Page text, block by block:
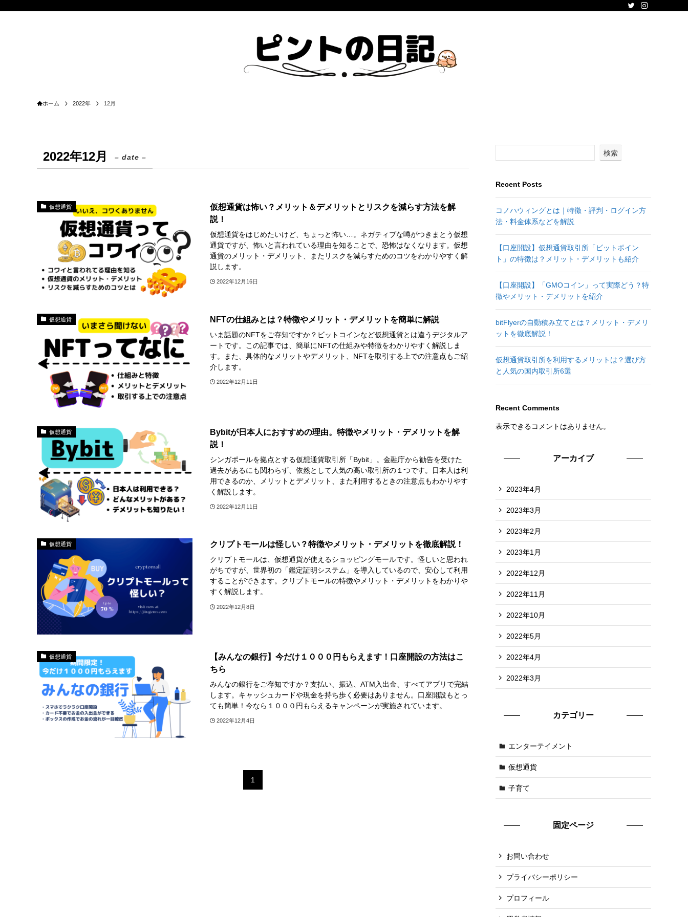
ホーム 2022年 12月
2022年12月 – date –
仮想通貨
仮想通貨は怖い？メリット＆デメリットとリスクを減らす方法を解
説！
仮想通貨をはじめたいけど、ちょっと怖い…。ネガティブな噂がつきまとう仮想
通貨ですが、怖いと言われている理由を知ることで、恐怖はなくなります。仮想
通貨のメリット・デメリット、またリスクを減らすためのコツをわかりやすく解
説します。
2022年12月16日
仮想通貨 NFTの仕組みとは？特徴やメリット・デメリットを簡単に解説
いま話題のNFTをご存知ですか？ビットコインなど仮想通貨とは違うデジタルア
ートです。この記事では、簡単にNFTの仕組みや特徴をわかりやすく解説しま
す。また、具体的なメリットやデメリット、NFTを取引する上での注意点もご紹
介します。
2022年12月11日
仮想通貨
Bybitが日本人におすすめの理由。特徴やメリット・デメリットを解
説！
シンガポールを拠点とする仮想通貨取引所「Bybit」。金融庁から勧告を受けた
過去があるにも関わらず、依然として人気の高い取引所の１つです。日本人は利
用できるのか、メリットとデメリット、また利用するときの注意点もわかりやす
く解説します。
2022年12月11日
仮想通貨 クリプトモールは怪しい？特徴やメリット・デメリットを徹底解説！
クリプトモールは、仮想通貨が使えるショッピングモールです。怪しいと思われ
がちですが、世界初の「鑑定証明システム」を導入しているので、安心して利用
することができます。クリプトモールの特徴やメリット・デメリットをわかりや
すく解説します。
2022年12月8日
仮想通貨
【みんなの銀行】今だけ１０００円もらえます！口座開設の方法はこ
ちら
みんなの銀行をご存知ですか？支払い、振込、ATM入出金、すべてアプリで完結
します。キャッシュカードや現金を持ち歩く必要はありません。口座開設もとっ
ても簡単！今なら１０００円もらえるキャンペーンが実施されています。
2022年12月4日
1
検索
Recent Posts
コノハウィングとは｜特徴・評判・ログイン方
法・料金体系などを解説
【口座開設】仮想通貨取引所「ビットポイン
ト」の特徴は？メリット・デメリットも紹介
【口座開設】「GMOコイン」って実際どう？特
徴やメリット・デメリットを紹介
bitFlyerの自動積み立てとは？メリット・デメリ
ットを徹底解説！
仮想通貨取引所を利用するメリットは？選び方
と人気の国内取引所6選
Recent Comments
表示できるコメントはありません。
アーカイブ
2023年4月
2023年3月
2023年2月
2023年1月
2022年12月
2022年11月
2022年10月
2022年5月
2022年4月
2022年3月
カテゴリー
エンターテイメント
仮想通貨
子育て
固定ページ
お問い合わせ
プライバシーポリシー
プロフィール